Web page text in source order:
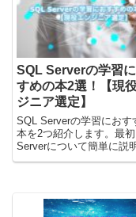
どちらの...
SQL Serverの学習
すめの本2選！【現
ジニア選定】
SQL Serverの学習におす
本を2つ紹介します。最
Serverについて簡単に説
その後におすすめの本を
てまとめていますので、
みてく...